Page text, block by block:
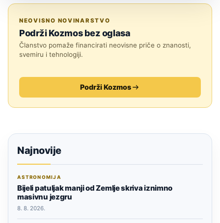
NEOVISNO NOVINARSTVO
Podrži Kozmos bez oglasa
Članstvo pomaže financirati neovisne priče o znanosti,
svemiru i tehnologiji.
Podrži Kozmos
Najnovije
ASTRONOMIJA
Bijeli patuljak manji od Zemlje skriva iznimno
masivnu jezgru
8. 8. 2026.